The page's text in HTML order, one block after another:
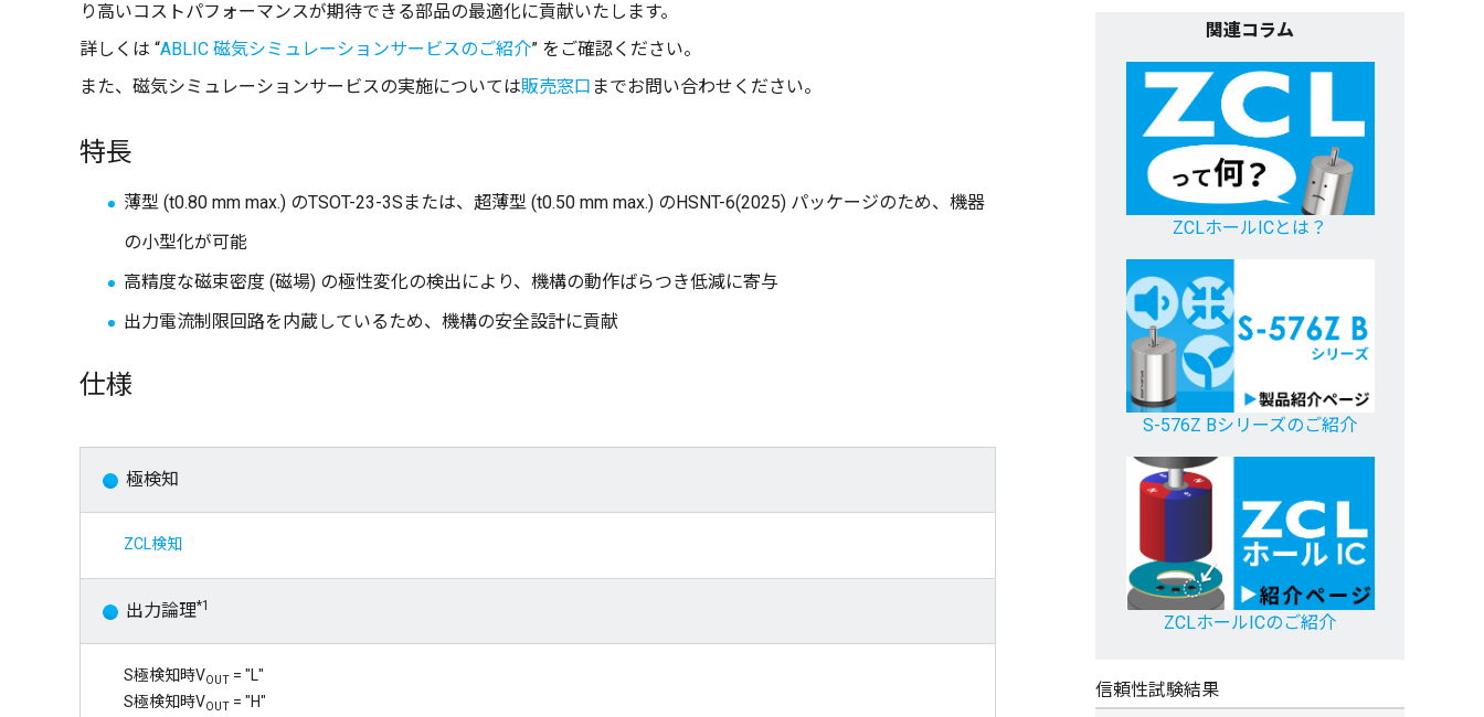
関連コラム
ZCLホールICとは？
S-576Z Bシリーズのご紹介
ZCLホールICのご紹介
信頼性試験結果
り高いコストパフォーマンスが期待できる部品の最適化に貢献いたします。
詳しくは “ABLIC 磁気シミュレーションサービスのご紹介” をご確認ください。
また、磁気シミュレーションサービスの実施については販売窓口 までお問い合わせください。
特長
薄型 (t0.80 mm max.) のTSOT-23-3Sまたは、超薄型 (t0.50 mm max.) のHSNT-6(2025) パッケージのため、機器
の小型化が可能
高精度な磁束密度 (磁場) の極性変化の検出により、機構の動作ばらつき低減に寄与
出力電流制限回路を内蔵しているため、機構の安全設計に貢献
仕様
極検知
ZCL検知
出力論理*1
S極検知時VOUT = "L"
S極検知時VOUT = "H"